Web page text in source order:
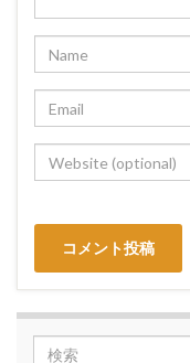
Search for: